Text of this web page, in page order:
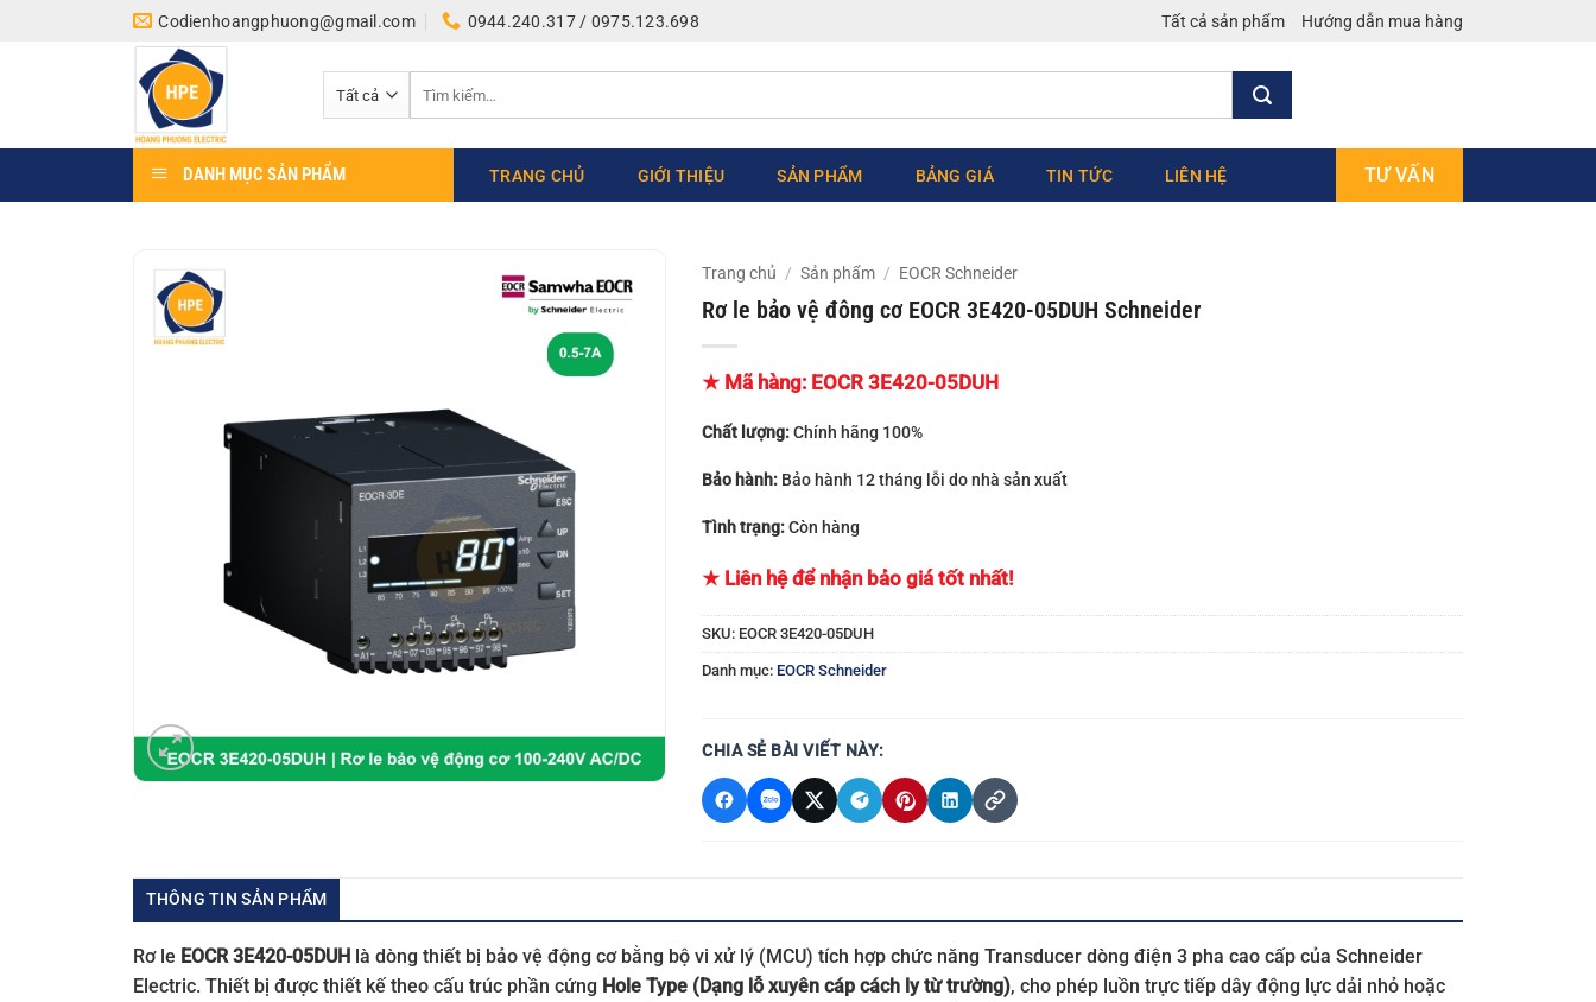
Codienhoangphuong@gmail.com 0944.240.317 / 0975.123.698 Tất cả sản phẩm Hướng dẫn mua hàng
kiếm:
DANH MỤC SẢN PHẨM TRANG CHỦ GIỚI THIỆU SẢN PHẨM BẢNG GIÁ TIN TỨC LIÊN HỆ TƯ VẤN
Trang chủ / Sản phẩm / EOCR Schneider
Rơ le bảo vệ đông cơ EOCR 3E420-05DUH Schneider
★ Mã hàng: EOCR 3E420-05DUH
Chất lượng:Chính hãng 100%
Bảo hành: Bảo hành 12 tháng lỗi do nhà sản xuất
Tình trạng:Còn hàng
★ Liên hệ để nhận bảo giá tốt nhất!
SKU: EOCR 3E420-05DUH
Danh mục: EOCR Schneider
CHIA SẺ BÀI VIẾT NÀY:
THÔNG TIN SẢN PHẨM
Rơ le EOCR 3E420-05DUH là dòng thiết bị bảo vệ động cơ bằng bộ vi xử lý (MCU) tích hợp chức năng Transducer dòng điện 3 pha cao cấp của Schneider
Electric. Thiết bị được thiết kế theo cấu trúc phần cứng Hole Type (Dạng lỗ xuyên cáp cách ly từ trường), cho phép luồn trực tiếp dây động lực dải nhỏ hoặc